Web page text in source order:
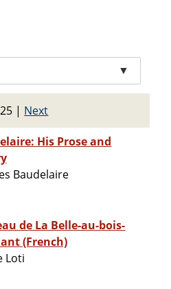
▼
| Next
His Prose and
Baudelaire
de La Belle-au-bois-
(French)
Loti